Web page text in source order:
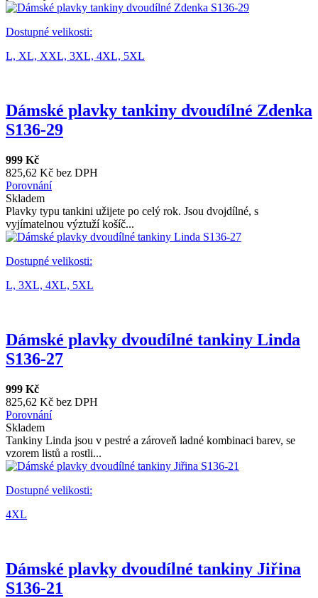
Dostupné velikosti:
L, XL, XXL, 3XL, 4XL, 5XL
Dámské plavky tankiny dvoudílné Zdenka
S136-29
999 Kč
825,62 Kč bez DPH
Porovnání
Skladem
Plavky typu tankini užijete po celý rok. Jsou dvojdílné, s
vyjímatelnou výztuží košíč...
Dostupné velikosti:
L, 3XL, 4XL, 5XL
Dámské plavky dvoudílné tankiny Linda
S136-27
999 Kč
825,62 Kč bez DPH
Porovnání
Skladem
Tankiny Linda jsou v pestré a zároveň ladné kombinaci barev, se
vzorem listů a rostli...
Dostupné velikosti:
4XL
Dámské plavky dvoudílné tankiny Jiřina
S136-21